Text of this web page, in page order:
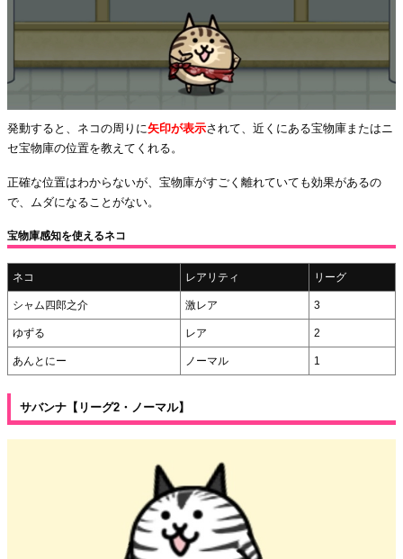
発動すると、ネコの周りに矢印が表示されて、近くにある宝物庫またはニ
セ宝物庫の位置を教えてくれる。
正確な位置はわからないが、宝物庫がすごく離れていても効果があるの
で、ムダになることがない。
宝物庫感知を使えるネコ
ネコ レアリティ リーグ
シャム四郎之介 激レア 3
ゆずる レア 2
あんとにー ノーマル 1
サバンナ【リーグ2・ノーマル】